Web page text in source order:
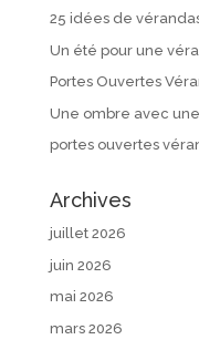
25 idées de
Un été pour une
Portes Ouvertes
Une ombre avec
portes ouvertes
Archives
juillet 2026
juin 2026
mai 2026
mars 2026